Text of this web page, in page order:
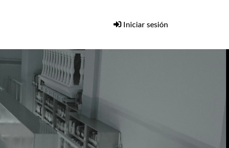
Iniciar sesión